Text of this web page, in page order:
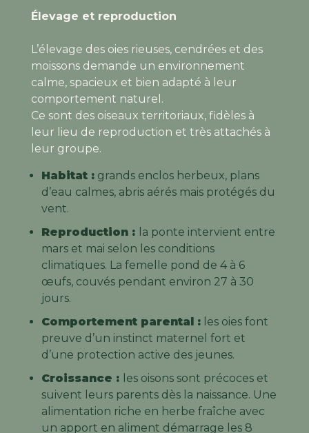
Élevage et reproduction
L’élevage des oies rieuses, cendrées et des
moissons demande un environnement
calme, spacieux et bien adapté à leur
comportement naturel.
Ce sont des oiseaux territoriaux, fidèles à
leur lieu de reproduction et très attachés à
leur groupe.
Habitat :grands enclos herbeux, plans
d’eau calmes, abris aérés mais protégés du
vent.
Reproduction : la ponte intervient entre
mars et mai selon les conditions
climatiques. La femelle pond de 4 à 6
œufs, couvés pendant environ 27 à 30
jours.
Comportement parental :les oies font
preuve d’un instinct maternel fort et
d’une protection active des jeunes.
Croissance : les oisons sont précoces et
suivent leurs parents dès la naissance. Une
alimentation riche en herbe fraîche avec
un apport en aliment démarrage les 8